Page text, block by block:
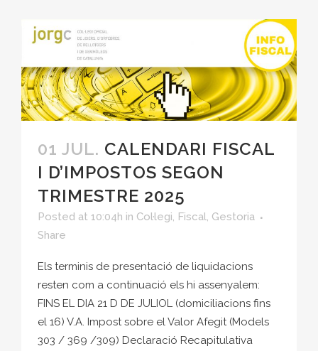
01 JUL. CALENDARI FISCAL
I D’IMPOSTOS SEGON
TRIMESTRE 2025
Posted at 10:04h in Col·legi, Fiscal, Gestoria
Share
Els terminis de presentació de liquidacions
resten com a continuació els hi assenyalem:
FINS EL DIA 21 D DE JULIOL (domiciliacions fins
el 16) V.A. Impost sobre el Valor Afegit (Models
303 / 369 /309) Declaració Recapitulativa